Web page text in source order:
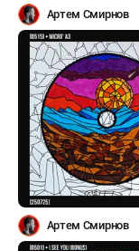
Артем Смирнов
Артем Смирнов